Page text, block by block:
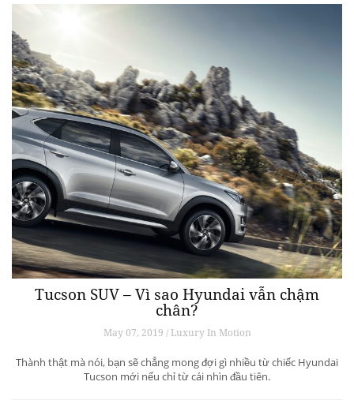
Tucson SUV – Vì sao Hyundai vẫn chậm
chân?
May 07, 2019 / Luxury In Motion
Thành thật mà nói, bạn sẽ chẳng mong đợi gì nhiều từ chiếc Hyundai
Tucson mới nếu chỉ từ cái nhìn đầu tiên.